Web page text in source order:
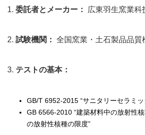
1. 委託者とメーカー： 広東羽生窯業科
2. 試験機関： 全国窯業・土石製品品質
3. テストの基本：
GB/T 6952-2015 “サニタリーセラミッ
GB 6566-2010 “建築材料中の放射性
の放射性核種の限度”